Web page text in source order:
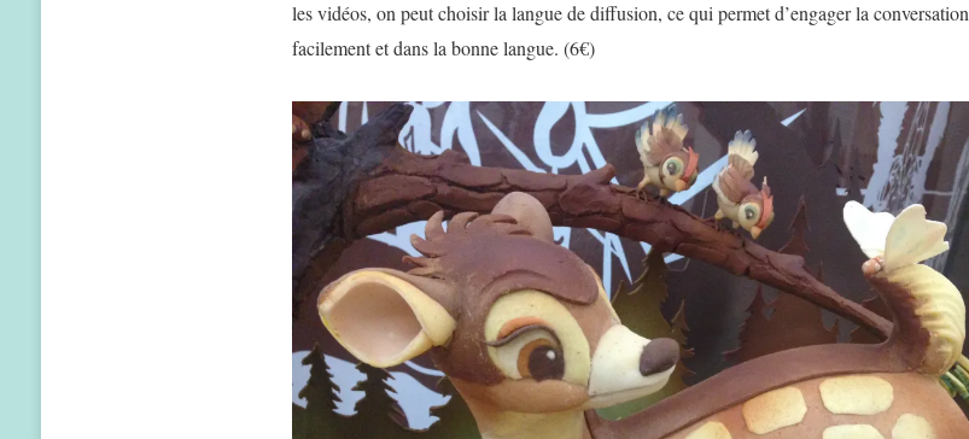
les vidéos, on peut choisir la langue de diffusion, ce qui permet d’engager la conversation
facilement et dans la bonne langue. (6€)